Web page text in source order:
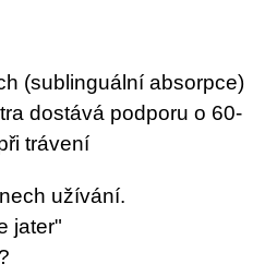
(sublinguální absorpce)
dostává podporu o 60-
trávení
užívání.
jater"